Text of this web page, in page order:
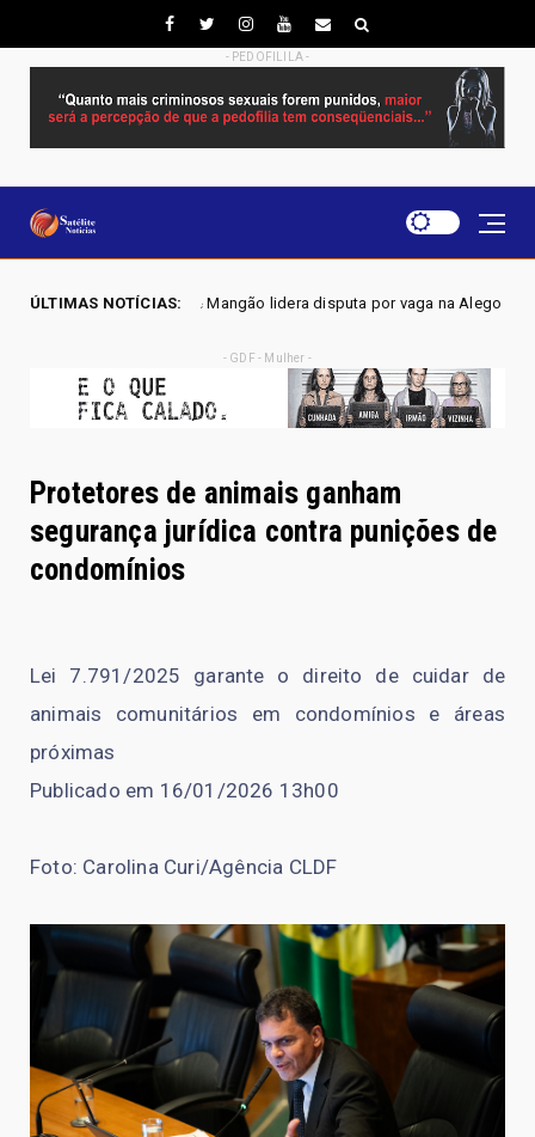
- PEDOFILILA -
ÚLTIMAS NOTÍCIAS:
Mangão lidera disputa por vaga na Alego em Novo Gama, aponta
- GDF - Mulher -
Protetores de animais ganham
segurança jurídica contra punições de
condomínios
Lei 7.791/2025 garante o direito de cuidar de
animais comunitários em condomínios e áreas
próximas
Publicado em 16/01/2026 13h00
Foto: Carolina Curi/Agência CLDF